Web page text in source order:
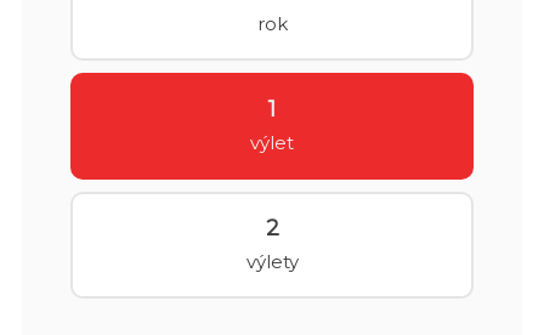
rok
1
výlet
2
výlety